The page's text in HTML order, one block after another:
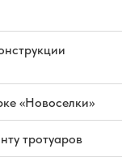
«Новоселки»
тротуаров